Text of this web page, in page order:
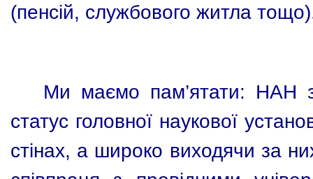
(пенсій, службового житла
Ми маємо пам’ятати: НАН
статус головної наукової
стінах, а широко виходячи за